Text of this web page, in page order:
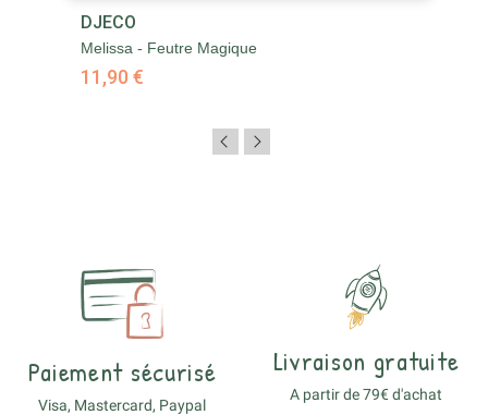
DJECO
Melissa - Feutre Magique
11,90 €
Paiement sécurisé
Visa, Mastercard, Paypal
Livraison gratuite
A partir de 79€ d'achat